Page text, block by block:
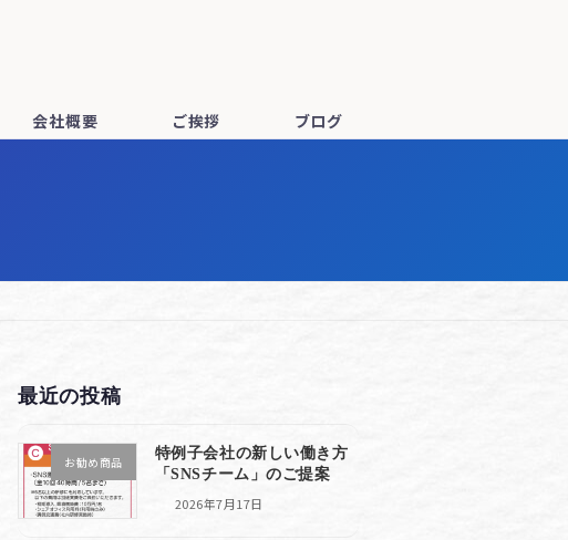
会社概要 ご挨拶 ブログ
最近の投稿
お勧め商品
特例子会社の新しい働き方
「SNSチーム」のご提案
2026年7月17日